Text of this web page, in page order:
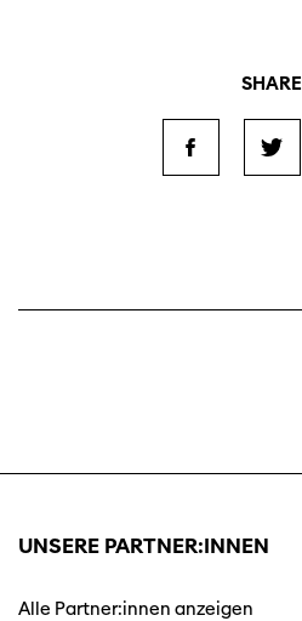
SHARE
UNSERE PARTNER:INNEN
Alle Partner:innen anzeigen